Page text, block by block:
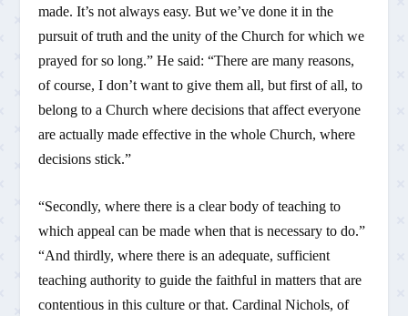
made. It’s not always easy. But we’ve done it in the
pursuit of truth and the unity of the Church for which we
prayed for so long.” He said: “There are many reasons,
of course, I don’t want to give them all, but first of all, to
belong to a Church where decisions that affect everyone
are actually made effective in the whole Church, where
decisions stick.”
“Secondly, where there is a clear body of teaching to
which appeal can be made when that is necessary to do.”
“And thirdly, where there is an adequate, sufficient
teaching authority to guide the faithful in matters that are
contentious in this culture or that. Cardinal Nichols, of